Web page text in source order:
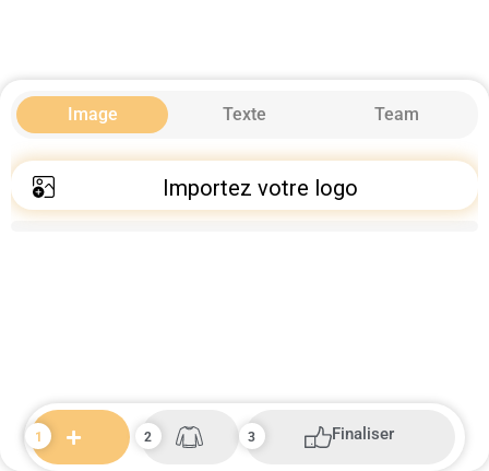
Finaliser
Image Texte Team
Importez votre logo